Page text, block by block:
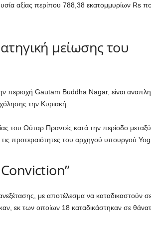
αξίας περίπου 788,38 εκατομμυρίων Rs
μείωσης του
περιοχή Gautam Buddha Nagar, είναι
την Κυριακή.
του Ούταρ Πραντές κατά την περίοδο
προτεραιότητες του αρχηγού υπουργού
με αποτέλεσμα να καταδικαστούν
εκ των οποίων 18 καταδικάστηκαν σε